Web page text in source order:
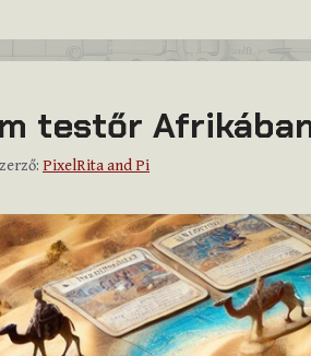
testőr
PixelRita and Pi